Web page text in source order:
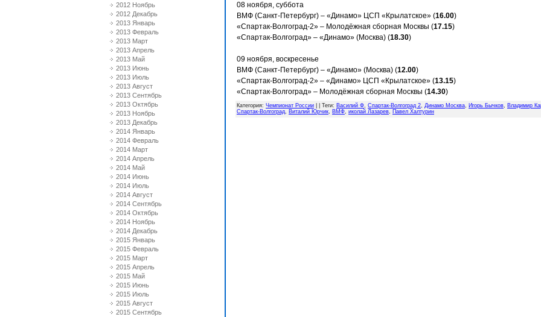
2012 Ноябрь
2012 Декабрь
2013 Январь
2013 Февраль
2013 Март
2013 Апрель
2013 Май
2013 Июнь
2013 Июль
2013 Август
2013 Сентябрь
2013 Октябрь
2013 Ноябрь
2013 Декабрь
2014 Январь
2014 Февраль
2014 Март
2014 Апрель
2014 Май
2014 Июнь
2014 Июль
2014 Август
2014 Сентябрь
2014 Октябрь
2014 Ноябрь
2014 Декабрь
2015 Январь
2015 Февраль
2015 Март
2015 Апрель
2015 Май
2015 Июнь
2015 Июль
2015 Август
2015 Сентябрь
08 ноября, суббота
ВМФ (Санкт-Петербург) – «Динамо» ЦСП «Крылатское» (16.00)
«Спартак-Волгоград-2» – Молодёжная сборная Москвы (17.15)
«Спартак-Волгоград» – «Динамо» (Москва) (18.30)
09 ноября, воскресенье
ВМФ (Санкт-Петербург) – «Динамо» (Москва) (12.00)
«Спартак-Волгоград-2» – «Динамо» ЦСП «Крылатское» (13.15)
«Спартак-Волгоград» – Молодёжная сборная Москвы (14.30)
Категория: Чемпионат России Теги: Василий Ф, Спартак-Волгоград 2, Динамо Москва, Игорь Бычков, Владимир
Спартак-Волгоград, Виталий Юрчик, ВМФ, иколай Лазарев, Павел Халтурин